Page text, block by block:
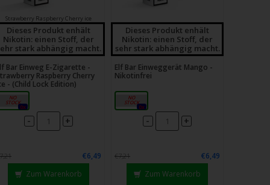
Strawberry Raspberry Cherry ice
Dieses Produkt enhält
Nikotin: einen Stoff, der
stark abhängig macht.
Bar Einweg E-Zigarette -
Raspberry Cherry
- (Child Lock Edition)
20mg
0x
- +
€6,49
Zum Warenkorb
Dieses Produkt enhält
Nikotin: einen Stoff, der
sehr stark abhängig macht.
Elf Bar Einweggerät Mango -
Nikotinfrei
0mg
0x
- +
€7,21
€6,49
Zum Warenkorb